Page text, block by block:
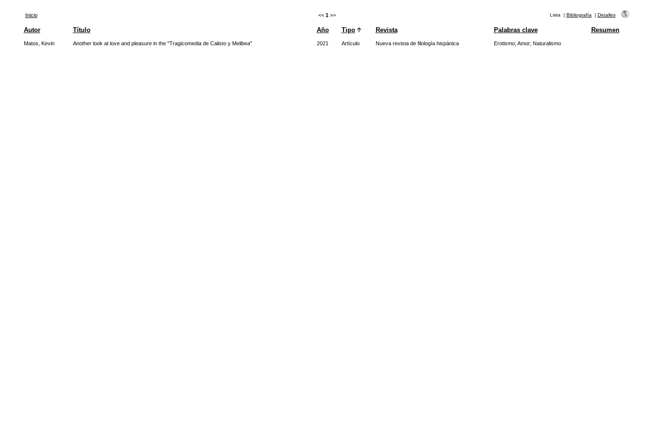
Inicio << 1 >> Lista | Bibliografía | Detalles
Autor Título Año Tipo Revista Palabras clave Resumen
Matos, Kevin Another look at love and pleasure in the "Tragicomedia de Calisto y Melibea" 2021 Artículo Nueva revista de filología hispánica Erotismo; Amor; Naturalismo